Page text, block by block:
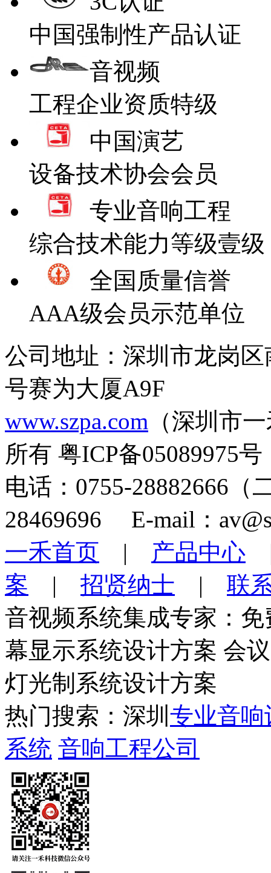
中国强制性产品认证
音视频
工程企业资质特级
中国演艺
设备技术协会会员
专业音响工程
综合技术能力等级壹级
全国质量信誉
AAA级会员示范单位
公司地址：深圳市龙岗
号赛为大厦A9F
www.szpa.com （深圳市
所有 粤ICP备05089975号
电话：0755-28882666
28469696 E-mail：
一禾首页 | 产品中心
案 | 招贤纳士 | 联
音视频系统集成专家：
幕显示系统设计方案 会
灯光制系统设计方案
热门搜索：深圳 专业音响
系统 音响工程公司